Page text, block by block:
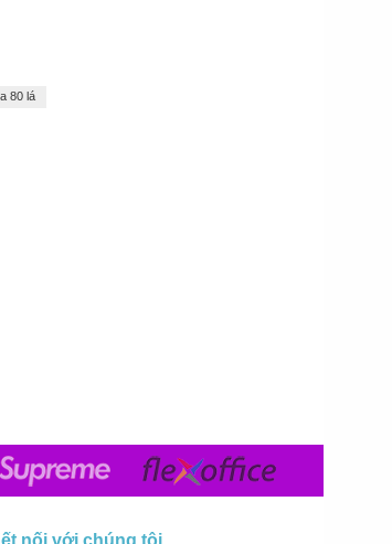
80 lá
nối với chúng tôi